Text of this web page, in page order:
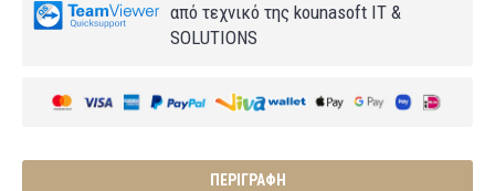
από τεχνικό της kounasoft IT &
SOLUTIONS
ΠΕΡΙΓΡΑΦΉ